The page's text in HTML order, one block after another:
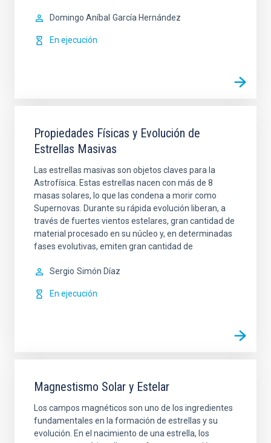
Domingo Aníbal García Hernández
En ejecución
Propiedades Físicas y Evolución de
Estrellas Masivas
Las estrellas masivas son objetos claves para la
Astrofísica. Estas estrellas nacen con más de 8
masas solares, lo que las condena a morir como
Supernovas. Durante su rápida evolución liberan, a
través de fuertes vientos estelares, gran cantidad de
material procesado en su núcleo y, en determinadas
fases evolutivas, emiten gran cantidad de
Sergio Simón Díaz
En ejecución
Magnestismo Solar y Estelar
Los campos magnéticos son uno de los ingredientes
fundamentales en la formación de estrellas y su
evolución. En el nacimiento de una estrella, los